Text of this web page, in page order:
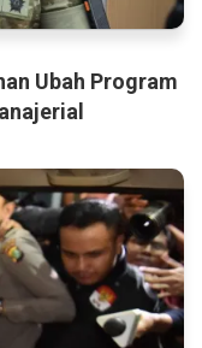
Ubah Program